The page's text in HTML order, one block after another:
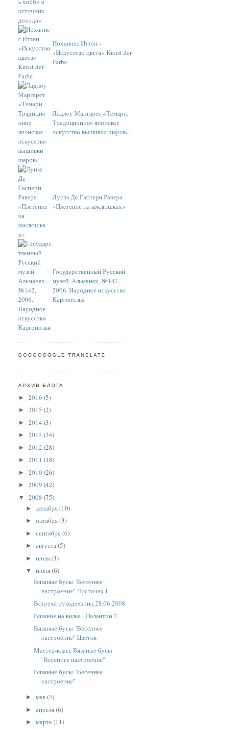
Иоханнес Иттен -
«Искусство цвета» Kunst der
Farbe
Ладлоу Маргарет «Темари.
Традиционное японское
искусство вышивки шаров»
Луиза Де Гаспери Равера
«Плетение на коклюшках»
Государственный Русский
музей. Альманах, №142,
2006. Народное искусство
Каргополья
GOOOOOOGLE TRANSLATE
АРХИВ БЛОГА
► 2016 (5)
► 2015 (2)
► 2014 (3)
► 2013 (34)
► 2012 (28)
► 2011 (18)
► 2010(26)
► 2009 (42)
▼ 2008 (75)
► декабря(10)
►октября(3)
►сентября(6)
►августа(5)
►июля(3)
▼июня(6)
Вязаные бусы "Весеннее
настроение" Листочек 1
Встреча рукодельниц 28.06.2008
Вязание на вилке - Палантин 2
Вязаные бусы "Весеннее
настроение" Цветок
Мастер-класс Вязаные бусы
"Весеннее настроение"
Вязаные бусы "Весеннее
настроение"
►мая(3)
►апреля(6)
►марта(11)